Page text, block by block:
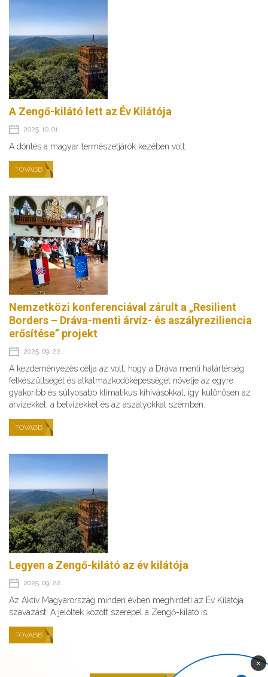
A Zengő-kilátó lett az Év Kilátója
2025. 10. 01.
A döntés a magyar természetjárók kezében volt.
TOVÁBB
Nemzetközi konferenciával zárult a „Resilient
Borders – Dráva-menti árvíz- és aszályreziliencia
erősítése” projekt
2025. 09. 22.
A kezdeményezés célja az volt, hogy a Dráva menti határtérség
felkészültségét és alkalmazkodóképességét növelje az egyre
gyakoribb és súlyosabb klimatikus kihívásokkal, így különösen az
árvizekkel, a belvizekkel és az aszályokkal szemben.
TOVÁBB
Legyen a Zengő-kilátó az év kilátója
2025. 09. 22.
Az Aktív Magyarország minden évben meghirdeti az Év Kilátója
szavazást. A jelöltek között szerepel a Zengő-kilátó is.
TOVÁBB
×